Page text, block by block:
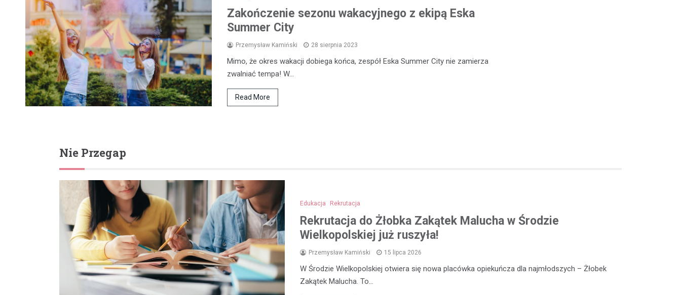
Zakończenie sezonu wakacyjnego z ekipą Eska
Summer City
Przemysław Kamiński 28 sierpnia 2023
Mimo, że okres wakacji dobiega końca, zespół Eska Summer City nie zamierza
zwalniać tempa! W…
Read More
Nie Przegap
Edukacja Rekrutacja
Rekrutacja do Żłobka Zakątek Malucha w Środzie
Wielkopolskiej już ruszyła!
Przemysław Kamiński 15 lipca 2026
W Środzie Wielkopolskiej otwiera się nowa placówka opiekuńcza dla najmłodszych – Żłobek
Zakątek Malucha. To…